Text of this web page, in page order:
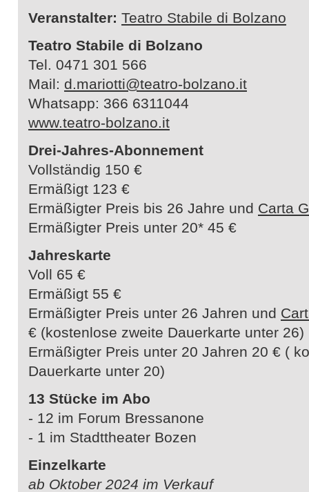
Veranstalter: Teatro Stabile di Bolzano
Teatro Stabile di Bolzano
Tel. 0471 301 566
Mail: d.mariotti@teatro-bolzano.it
Whatsapp: 366 6311044
www.teatro-bolzano.it
Drei-Jahres-Abonnement
Vollständig 150 €
Ermäßigt 123 €
Ermäßigter Preis bis 26 Jahre und Carta
Ermäßigter Preis unter 20* 45 €
Jahreskarte
Voll 65 €
Ermäßigt 55 €
Ermäßigter Preis unter 26 Jahren und
€ (kostenlose zweite Dauerkarte unter 26)
Ermäßigter Preis unter 20 Jahren 20 € (
Dauerkarte unter 20)
13 Stücke im Abo
- 12 im Forum Bressanone
- 1 im Stadttheater Bozen
Einzelkarte
ab Oktober 2024 im Verkauf